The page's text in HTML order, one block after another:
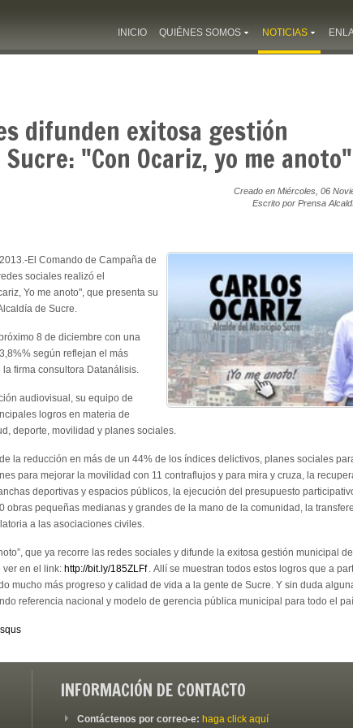
INICIO QUIÉNES SOMOS NOTICIAS
difunden exitosa gestión
"Con Ocariz, yo me anoto"
Creado en Miércoles, 06
Escrito por Prensa
El Comando de Campaña de
sociales realizó el
Yo me anoto", que presenta su
de Sucre.
8 de diciembre con una
según reflejan el más
firma consultora Datanálisis.
audiovisual, su equipo de
logros en materia de
deporte, movilidad y planes sociales.
la reducción en más de un 44% de los índices delictivos, planes sociales
para mejorar la movilidad con 11 contraflujos y para mira y cruza, la
deportivas y espacios públicos, la ejecución del presupuesto
obras pequeñas medianas y grandes de la mano de la comunidad, la
a las asociaciones civiles.
que ya recorre las redes sociales y difunde la exitosa gestión municipal
ver en el link: http://bit.ly/185ZLFf . Allí se muestran todos estos logros que a
mucho más progreso y calidad de vida a la gente de Sucre. Y sin duda
referencia nacional y modelo de gerencia pública municipal para todo el
INFORMACIÓN DE CONTACTO
Contáctenos por correo-e: haga click aquí